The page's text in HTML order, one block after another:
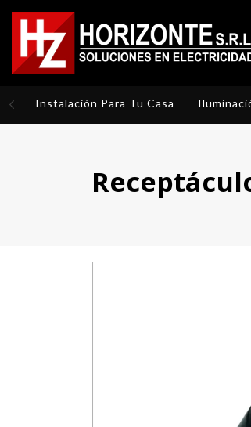
Instalación Para Tu Casa